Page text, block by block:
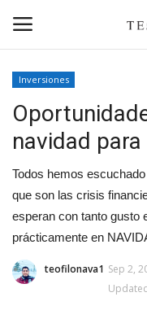
Home
Contact
Bolsa de Valores
Inversiones
Inversiones
navidad
Todos hemos
que son las crisis
esperan con tanto gusto
prácticamente en
teofilonava1 Sep 2,